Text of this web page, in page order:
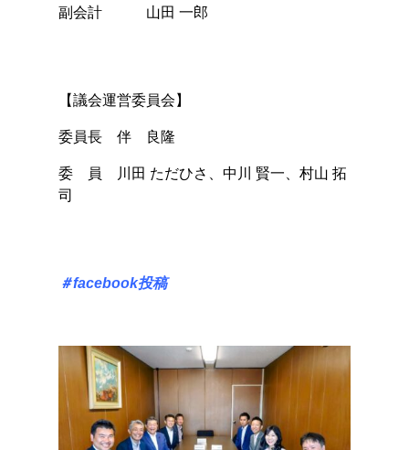
副会計 山田 一郎
【議会運営委員会】
委員長 伴 良隆
委 員 川田 ただひさ、中川 賢一、村山 拓
司
＃facebook投稿